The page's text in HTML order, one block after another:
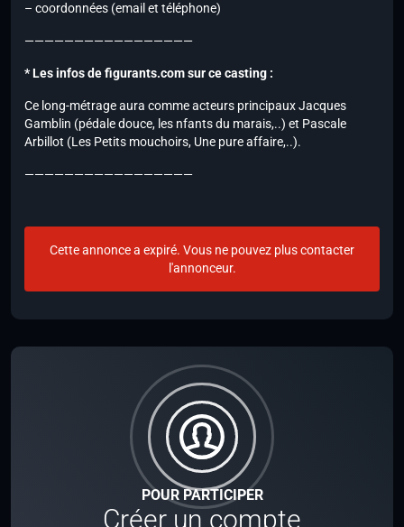
POUR PARTICIPER
Créer un compte
– coordonnées (email et téléphone)
—————————————————
* Les infos de figurants.com sur ce casting :
Ce long-métrage aura comme acteurs principaux Jacques
Gamblin (pédale douce, les nfants du marais,..) et Pascale
Arbillot (Les Petits mouchoirs, Une pure affaire,..).
—————————————————
Cette annonce a expiré. Vous ne pouvez plus contacter
l'annonceur.